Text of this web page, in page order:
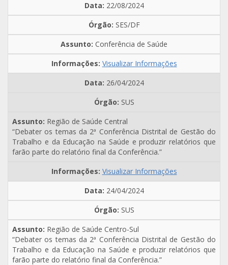
22/08/2024
SES/DF
Conferência de Saúde
Visualizar Informações
26/04/2024
SUS
Região de Saúde Central
“Debater os temas da 2ª Conferência Distrital de Gestão do
Trabalho e da Educação na Saúde e produzir relatórios que
farão parte do relatório final da Conferência.”
Visualizar Informações
24/04/2024
SUS
Região de Saúde Centro-Sul
“Debater os temas da 2ª Conferência Distrital de Gestão do
Trabalho e da Educação na Saúde e produzir relatórios que
farão parte do relatório final da Conferência.”